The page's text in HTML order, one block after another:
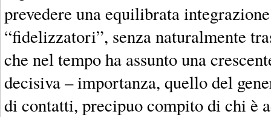
prevedere una equilibrata
“fidelizzatori”, senza naturalmente
che nel tempo ha assunto una
decisiva – importanza, quello del
di contatti, precipuo compito di chi è